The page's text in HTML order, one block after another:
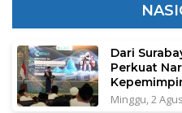
Dari
Perkuat
Minggu, 2